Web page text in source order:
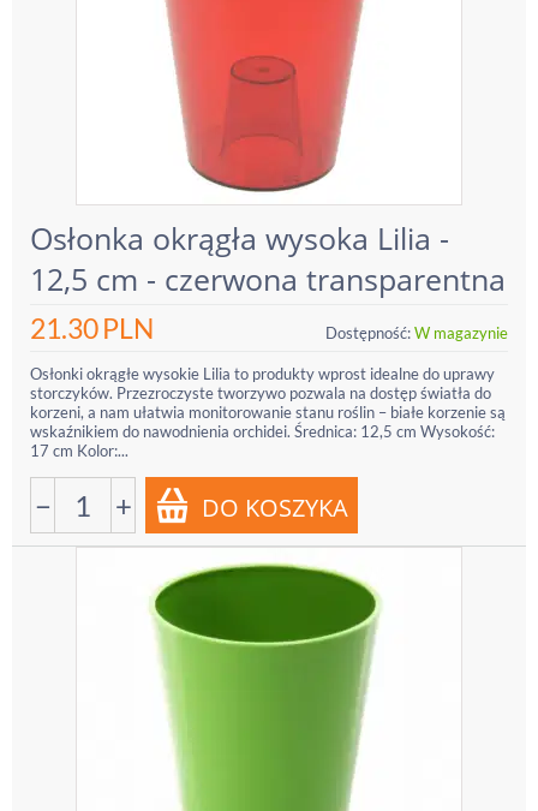
Osłonka okrągła wysoka Lilia -
12,5 cm - czerwona transparentna
21.30PLN Dostępność:W magazynie
Osłonki okrągłe wysokie Lilia to produkty wprost idealne do uprawy
storczyków. Przezroczyste tworzywo pozwala na dostęp światła do
korzeni, a nam ułatwia monitorowanie stanu roślin – białe korzenie są
wskaźnikiem do nawodnienia orchidei. Średnica: 12,5 cm Wysokość:
17 cm Kolor:...
− +